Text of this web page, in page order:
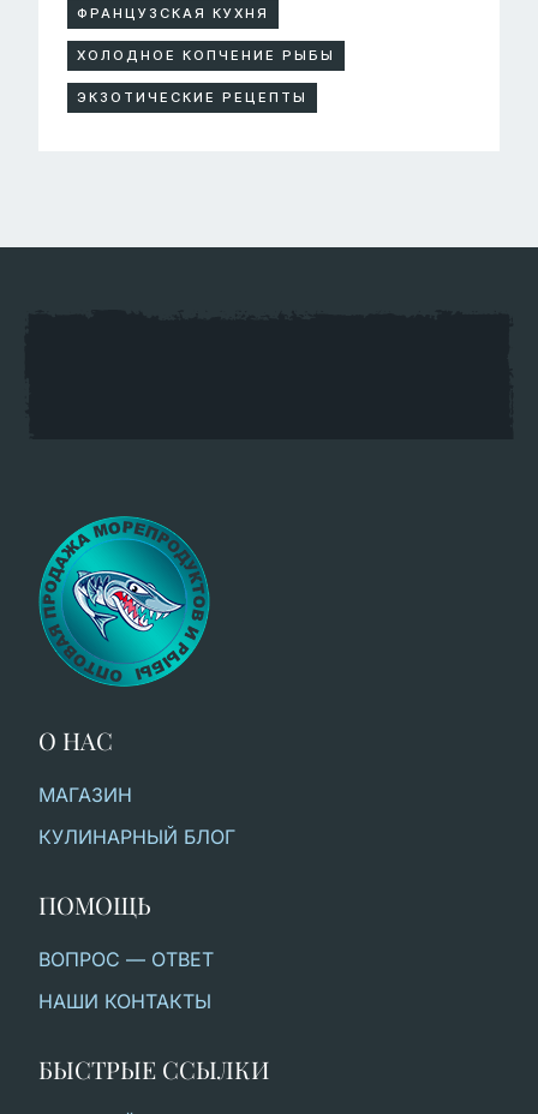
ФРАНЦУЗСКАЯ КУХНЯ
ХОЛОДНОЕ КОПЧЕНИЕ РЫБЫ
ЭКЗОТИЧЕСКИЕ РЕЦЕПТЫ
О НАС
МАГАЗИН
КУЛИНАРНЫЙ БЛОГ
ПОМОЩЬ
ВОПРОС — ОТВЕТ
НАШИ КОНТАКТЫ
БЫСТРЫЕ ССЫЛКИ